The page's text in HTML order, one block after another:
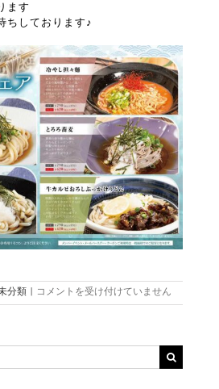
ます
ちしております♪
分類 | 夏
麺
ア
コメントを受け付けていません